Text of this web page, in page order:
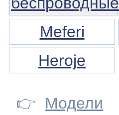
Meferi
Heroje
👉 Модели